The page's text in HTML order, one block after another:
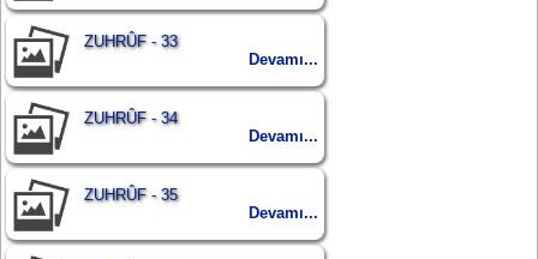
ZUHRÛF - 33
Devamı...
ZUHRÛF - 34
Devamı...
ZUHRÛF - 35
Devamı...